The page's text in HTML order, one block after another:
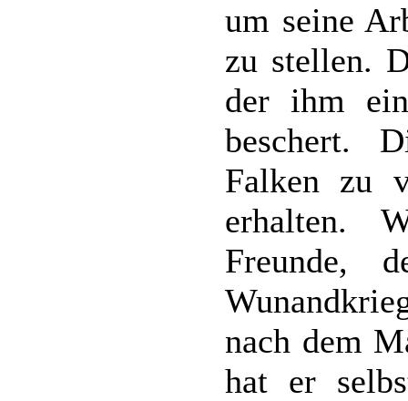
um seine
zu stellen.
der ihm
beschert.
Falken zu
erhalten.
Freunde,
nach dem
hat er